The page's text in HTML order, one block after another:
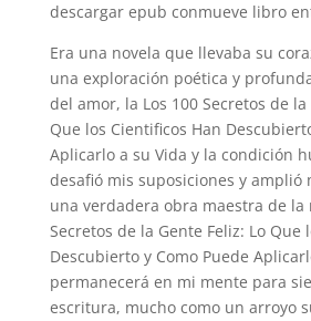
descargar epub conmueve libro
Era una novela que llevaba su
una exploración poética y
del amor, la Los 100 Secretos de la
Que los Cientificos Han
Aplicarlo a su Vida y la condición
desafió mis suposiciones y amplió
una verdadera obra maestra de la
Secretos de la Gente Feliz: Lo Que
Descubierto y Como Puede
permanecerá en mi mente para
escritura, mucho como un arroyo